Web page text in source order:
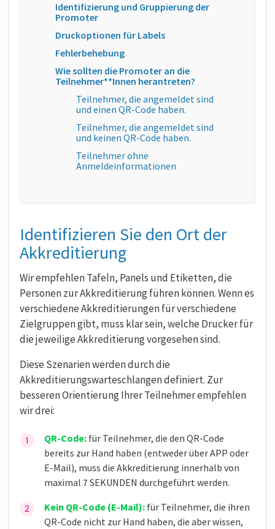
Identifizierung und Gruppierung der
Promoter
Druckoptionen für Labels
Fehlerbehebung
Wie sollten die Promoter an die
Teilnehmer**Innen herantreten?
Teilnehmer, die angemeldet sind
und einen QR-Code haben.
Teilnehmer, die angemeldet sind
und keinen QR-Code haben.
Teilnehmer ohne
Anmeldeinformationen
Identifizieren Sie den Ort der
Akkreditierung
Wir empfehlen Tafeln, Panels und Etiketten, die
Personen zur Akkreditierung führen können. Wenn es
verschiedene Akkreditierungen für verschiedene
Zielgruppen gibt, muss klar sein, welche Drucker für
die jeweilige Akkreditierung vorgesehen sind.
Diese Szenarien werden durch die
Akkreditierungswarteschlangen definiert. Zur
besseren Orientierung Ihrer Teilnehmer empfehlen
wir drei:
QR-Code: für Teilnehmer, die den QR-Code
bereits zur Hand haben (entweder über APP oder
E-Mail), muss die Akkreditierung innerhalb von
maximal 7 SEKUNDEN durchgeführt werden.
Kein QR-Code (E-Mail): für Teilnehmer, die ihren
QR-Code nicht zur Hand haben, die aber wissen,